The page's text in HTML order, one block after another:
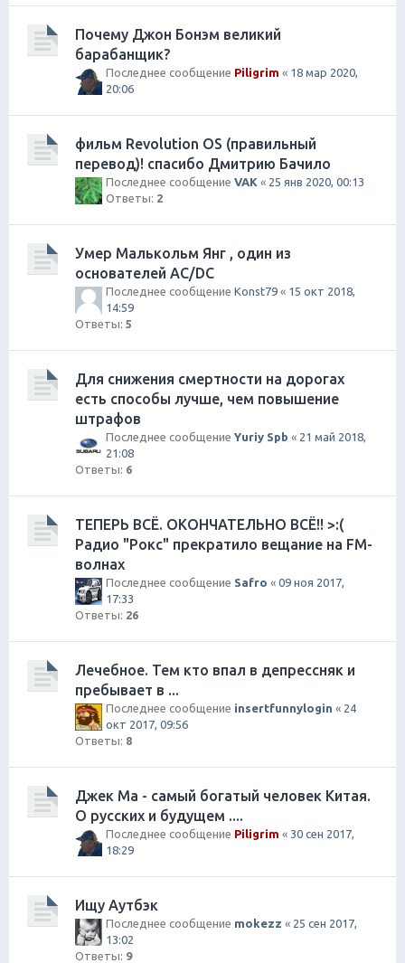
Почему Джон Бонэм великий
барабанщик?
Последнее сообщение Piligrim « 18 мар 2020,
20:06
фильм Revolution OS (правильный
перевод)! спасибо Дмитрию Бачило
Последнее сообщение VAK « 25 янв 2020, 00:13
Ответы: 2
Умер Малькольм Янг , один из
основателей AC/DC
Последнее сообщение Konst79 « 15 окт 2018,
14:59
Ответы: 5
Для снижения смертности на дорогах
есть способы лучше, чем повышение
штрафов
Последнее сообщение Yuriy Spb « 21 май 2018,
21:08
Ответы: 6
ТЕПЕРЬ ВСЁ. ОКОНЧАТЕЛЬНО ВСЁ!! >:(
Радио "Рокс" прекратило вещание на FM-
волнах
Последнее сообщение Safro « 09 ноя 2017,
17:33
Ответы: 26
Лечебное. Тем кто впал в депрессняк и
пребывает в ...
Последнее сообщение insertfunnylogin « 24
окт 2017, 09:56
Ответы: 8
Джек Ма - самый богатый человек Китая.
О русских и будущем ....
Последнее сообщение Piligrim « 30 сен 2017,
18:29
Ищу Аутбэк
Последнее сообщение mokezz « 25 сен 2017,
13:02
Ответы: 9